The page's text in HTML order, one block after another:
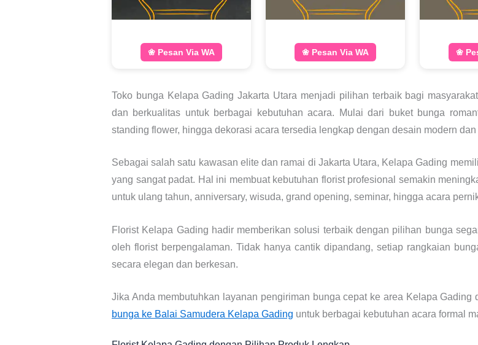
❀ Pesan Via WA ❀ Pesan Via WA ❀
Toko bunga Kelapa Gading Jakarta Utara menjadi pilihan terbaik bagi
dan berkualitas untuk berbagai kebutuhan acara. Mulai dari buket bunga
standing flower, hingga dekorasi acara tersedia lengkap dengan desain modern
Sebagai salah satu kawasan elite dan ramai di Jakarta Utara, Kelapa Gading
yang sangat padat. Hal ini membuat kebutuhan florist profesional semakin
untuk ulang tahun, anniversary, wisuda, grand opening, seminar, hingga acara
Florist Kelapa Gading hadir memberikan solusi terbaik dengan pilihan bunga
oleh florist berpengalaman. Tidak hanya cantik dipandang, setiap rangkaian
secara elegan dan berkesan.
Jika Anda membutuhkan layanan pengiriman bunga cepat ke area Kelapa
bunga ke Balai Samudera Kelapa Gading untuk berbagai kebutuhan acara formal